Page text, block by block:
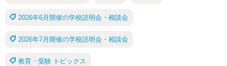
2026年6月開催の学校説明会・相談会
2026年7月開催の学校説明会・相談会
教育・受験 トピックス